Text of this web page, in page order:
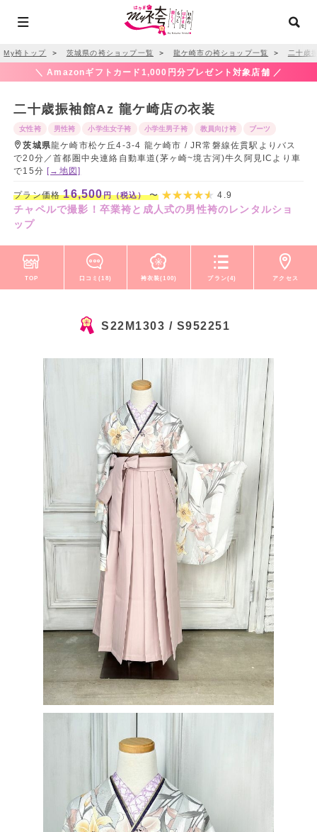
My袴トップ ＞ 茨城県の袴ショップ一覧 ＞ 龍ケ崎市の袴ショップ一覧 ＞ 二十歳
＼ Amazonギフトカード1,000円分プレゼント対象店舗 ／
二十歳振袖館Az 龍ケ崎店の衣装
女性袴 男性袴 小学生女子袴 小学生男子袴 教員向け袴 ブーツ
茨城県龍ケ崎市松ケ丘4-3-4 龍ケ崎市 / JR常磐線佐貫駅よりバス
で20分／首都圏中央連絡自動車道(茅ヶ崎~境古河)牛久阿見ICより車
で15分[→地図]
プラン価格16,500円（税込）〜 4.9
チャペルで撮影！卒業袴と成人式の男性袴のレンタルショ
ップ
TOP 口コミ(18) 袴衣装(100) プラン(4) アクセス
S22M1303 / S952251